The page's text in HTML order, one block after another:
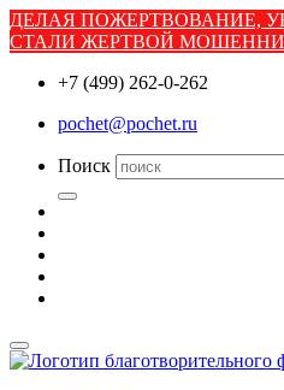
ДЕЛАЯ ПОЖЕРТВОВАНИЕ,
СТАЛИ ЖЕРТВОЙ
+7 (499) 262-0-262
pochet@pochet.ru
Поиск